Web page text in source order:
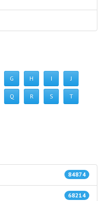
G H I J
Q R S T
84874
68214